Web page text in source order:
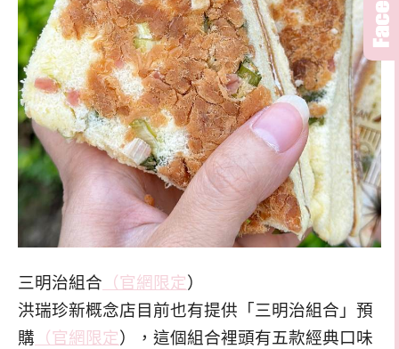
三明治組合 （官網限定）
洪瑞珍新概念店目前也有提供「三明治組合」預
購 （官網限定），這個組合裡頭有五款經典口味